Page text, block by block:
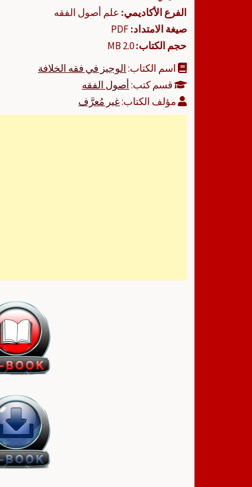
الفرع الأكاديمي: علم أصول الفقه
صيغة الامتداد:
حجم الكتاب:2.0 MB
اسم الكتاب:الوجيز في فقه الخلافة
قسم كتب:أصول الفقه
مؤلف الكتاب:غير مُعرَّف